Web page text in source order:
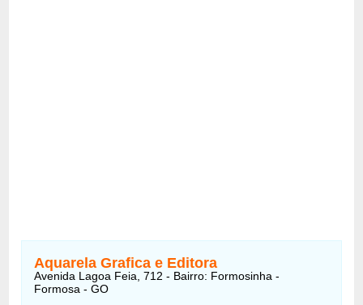
Aquarela Grafica e Editora
Avenida Lagoa Feia, 712 - Bairro: Formosinha -
Formosa - GO